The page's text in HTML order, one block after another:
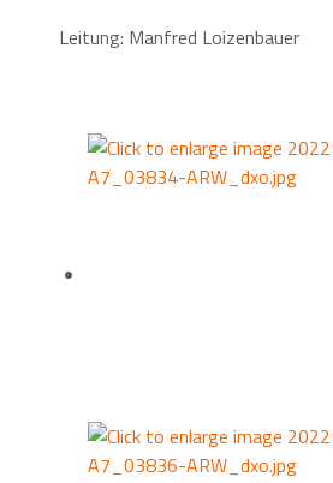
Leitung: Manfred Loizenbauer